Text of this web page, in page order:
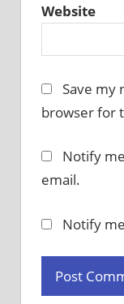
Website
Save my
browser for
Notify
email.
Notify